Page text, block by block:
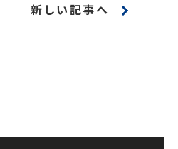
新しい記事へ